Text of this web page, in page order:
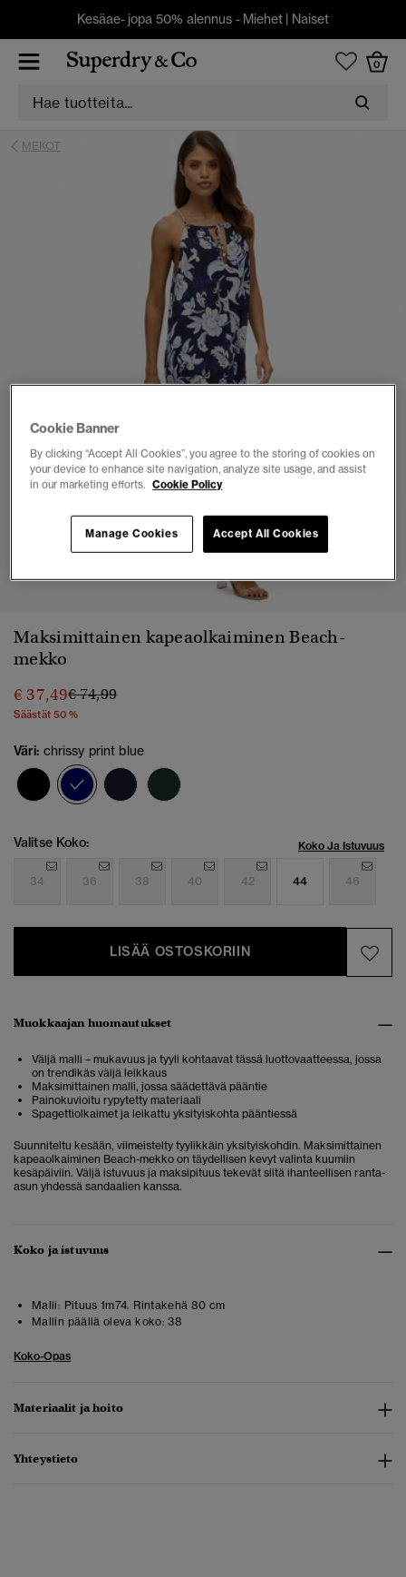
Kesäae- jopa 50% alennus - Miehet | Naiset
0
MEKOT
Maksimittainen kapeaolkaiminen Beach-
mekko
€ 37,49Hinta alennettu hinnasta
€ 74,99hintaan
Säästät 50 %
Väri: chrissy print blue
valittu
Valitse Koko: Koko Ja Istuvuus
34 36 38 40 42 44 46
LISÄÄ OSTOSKORIIN
Muokkaajan huomautukset
Väljä malli – mukavuus ja tyyli kohtaavat tässä luottovaatteessa, jossa
on trendikäs väljä leikkaus
Maksimittainen malli, jossa säädettävä pääntie
Painokuvioitu rypytetty materiaali
Spagettiolkaimet ja leikattu yksityiskohta pääntiessä
Suunniteltu kesään, viimeistelty tyylikkäin yksityiskohdin. Maksimittainen
kapeaolkaiminen Beach-mekko on täydellisen kevyt valinta kuumiin
kesäpäiviin. Väljä istuvuus ja maksipituus tekevät siitä ihanteellisen ranta-
asun yhdessä sandaalien kanssa.
Koko ja istuvuus
Malli: Pituus 1m74. Rintakehä 80 cm
Mallin päällä oleva koko: 38
Koko-Opas
Materiaalit ja hoito
Yhteystieto
Cookie Banner
By clicking “Accept All Cookies”, you agree to the storing of cookies on
your device to enhance site navigation, analyze site usage, and assist
in our marketing efforts. Cookie Policy
Accept All Cookies
Manage Cookies